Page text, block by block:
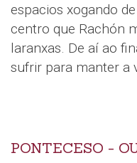
espacios xogando
centro que Rachón
laranxas. De aí ao
sufrir para manter a
PONTECESO -